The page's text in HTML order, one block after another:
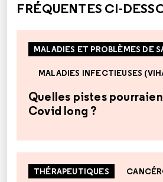
FRÉQUENTES CI-
MALADIES ET PROBLÈMES DE
MALADIES INFECTIEUSES
Quelles pistes
Covid long ?
THÉRAPEUTIQUES